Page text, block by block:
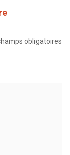
obligatoires